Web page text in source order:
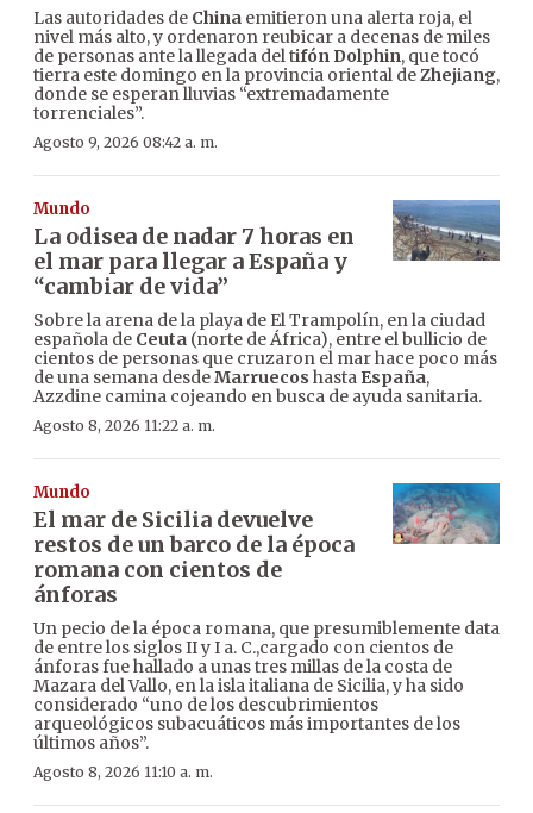
Las autoridades de China emitieron una alerta roja, el
nivel más alto, y ordenaron reubicar a decenas de miles
de personas ante la llegada del tifón Dolphin, que tocó
tierra este domingo en la provincia oriental deZhejiang,
donde se esperan lluvias “extremadamente
torrenciales”.
Agosto 9, 2026 08:42 a. m.
Mundo
La odisea de nadar 7 horas en
el mar para llegar a España y
“cambiar de vida”
Sobre la arena de la playa de El Trampolín, en la ciudad
española de Ceuta (norte de África), entre el bullicio de
cientos de personas que cruzaron el mar hace poco más
de una semana desdeMarruecos hasta España,
Azzdine camina cojeando en busca de ayuda sanitaria.
Agosto 8, 2026 11:22 a. m.
Mundo
El mar de Sicilia devuelve
restos de un barco de la época
romana con cientos de
ánforas
Un pecio de la época romana, que presumiblemente data
de entre los siglos II y I a. C.,cargado con cientos de
ánforas fue hallado a unas tres millas de la costa de
Mazara del Vallo, en la isla italiana de Sicilia, y ha sido
considerado “uno de los descubrimientos
arqueológicos subacuáticos más importantes de los
últimos años”.
Agosto 8, 2026 11:10 a. m.